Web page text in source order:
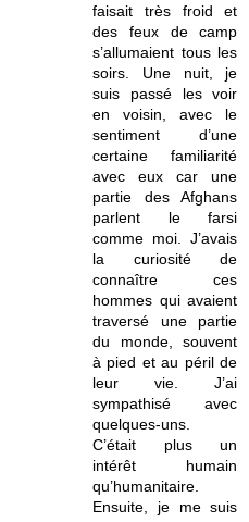
faisait très froid et
des feux de camp
s’allumaient tous les
soirs. Une nuit, je
suis passé les voir
en voisin, avec le
sentiment d’une
certaine familiarité
avec eux car une
partie des Afghans
parlent le farsi
comme moi. J’avais
la curiosité de
connaître ces
hommes qui avaient
traversé une partie
du monde, souvent
à pied et au péril de
leur vie. J’ai
sympathisé avec
quelques-uns.
C’était plus un
intérêt humain
qu’humanitaire.
Ensuite, je me suis